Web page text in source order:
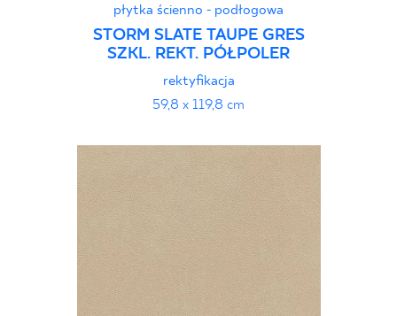
płytka ścienno - podłogowa
STORM SLATE TAUPE GRES
SZKL. REKT. PÓŁPOLER
rektyfikacja
59,8 x 119,8 cm